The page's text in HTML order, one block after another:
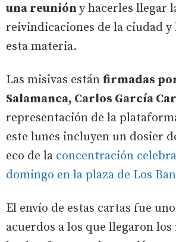
una reunión y hacerles llegar
reivindicaciones de la ciudad
esta materia.
Las misivas están firmadas
Salamanca, Carlos García
representación de la
este lunes incluyen un dosier
eco de la concentración
domingo en la plaza de Los
El envío de estas cartas fue
acuerdos a los que llegaron